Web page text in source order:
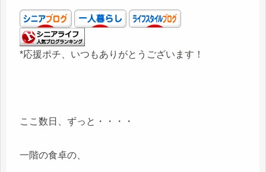
*応援ポチ、いつもありがとうございます！
ここ数日、ずっと・・・・
一階の食卓の、